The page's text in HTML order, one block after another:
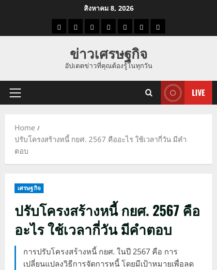
สิงหาคม 8, 2026
ราคาแนว
ราคา
ทอง
ข่าว
นี้
ข่าว
ดูด
ที่
ผู้ชาย
ข่าวเศรษฐกิจ
อัปเดตข่าวที่คุณต้องรู้ในทุกวัน
Primary
LIVE
Home
ปรับโครงสร้างหนี้ กยศ. 2567 คืออะไร ใช้เวลากี่วัน มีคำ
ตอบ
เศรษฐกิจ
ปรับโครงสร้างหนี้ กยศ. 2567 คือ
อะไร ใช้เวลากี่วัน มีคำตอบ
การปรับโครงสร้างหนี้ กยศ. ในปี 2567 คือ การ
เปลี่ยนแปลงวิธีการจัดการหนี้ โดยมีเป้าหมายเพื่อลด